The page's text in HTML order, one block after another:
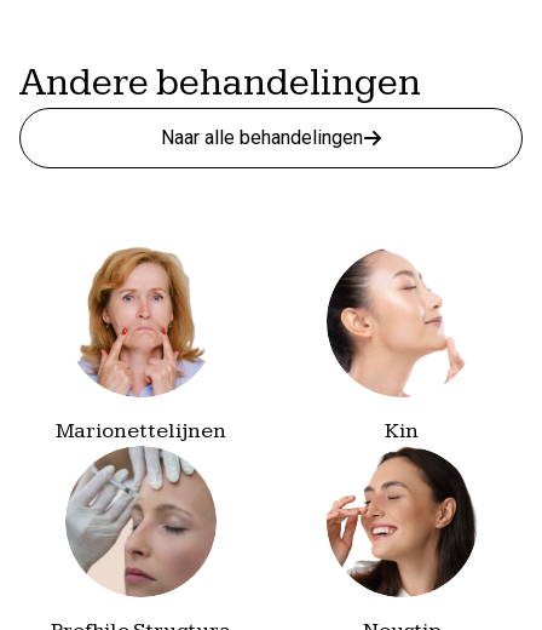
Andere behandelingen
Naar alle behandelingen
Marionettelijnen Kin